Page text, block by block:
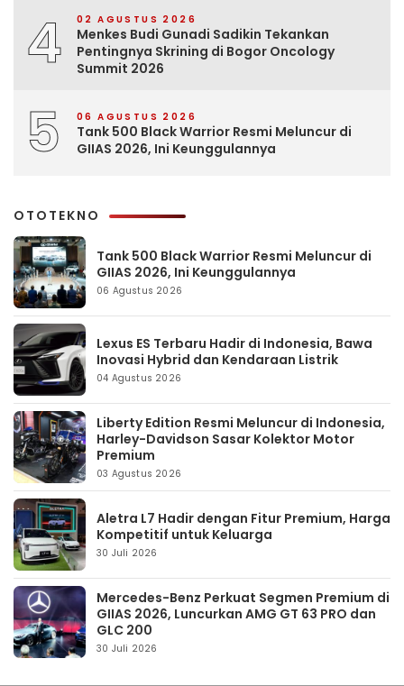
4 02 AGUSTUS 2026
Menkes Budi Gunadi Sadikin Tekankan
Pentingnya Skrining di Bogor Oncology
Summit 2026
5 06 AGUSTUS 2026
Tank 500 Black Warrior Resmi Meluncur di
GIIAS 2026, Ini Keunggulannya
OTOTEKNO
Tank 500 Black Warrior Resmi Meluncur di
GIIAS 2026, Ini Keunggulannya
06 Agustus 2026
Lexus ES Terbaru Hadir di Indonesia, Bawa
Inovasi Hybrid dan Kendaraan Listrik
04 Agustus 2026
Liberty Edition Resmi Meluncur di Indonesia,
Harley-Davidson Sasar Kolektor Motor
Premium
03 Agustus 2026
Aletra L7 Hadir dengan Fitur Premium, Harga
Kompetitif untuk Keluarga
30 Juli 2026
Mercedes-Benz Perkuat Segmen Premium di
GIIAS 2026, Luncurkan AMG GT 63 PRO dan
GLC 200
30 Juli 2026